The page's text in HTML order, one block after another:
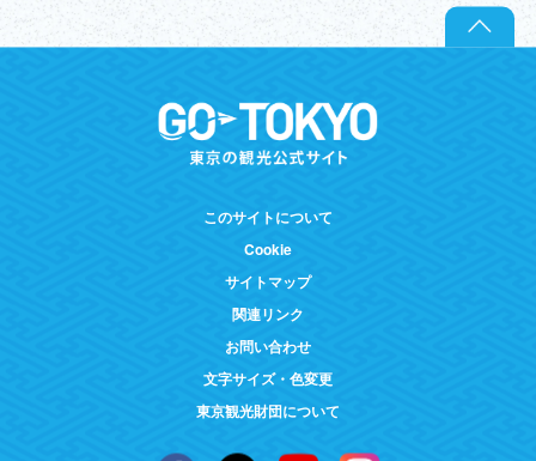
このサイトについて
Cookie
サイトマップ
関連リンク
お問い合わせ
文字サイズ・色変更
東京観光財団について